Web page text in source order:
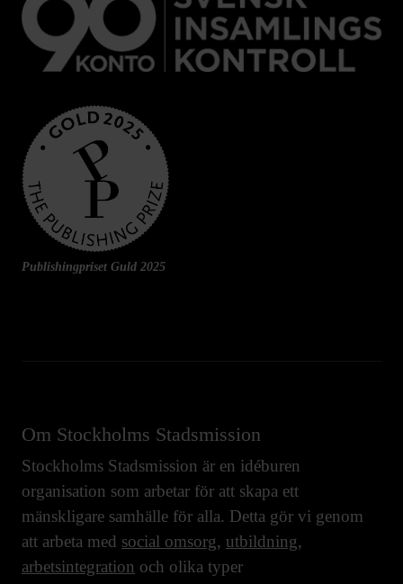
Publishingpriset Guld 2025
Om Stockholms Stadsmission
Stockholms Stadsmission är en idéburen
organisation som arbetar för att skapa ett
mänskligare samhälle för alla. Detta gör vi genom
att arbeta med social omsorg, utbildning,
arbetsintegration och olika typer